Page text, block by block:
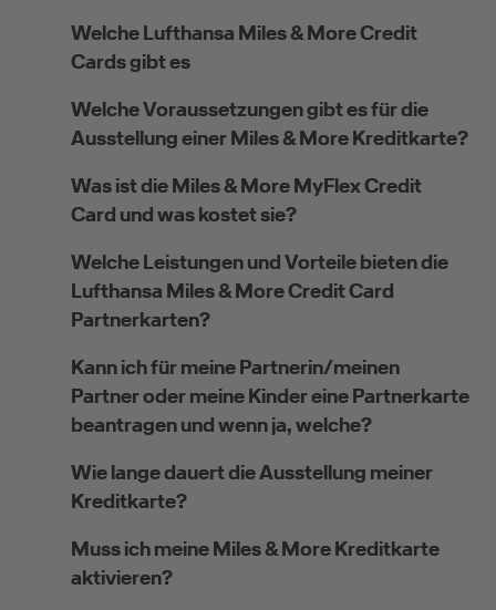
Welche Lufthansa Miles & More Credit
Cards gibt es
Welche Voraussetzungen gibt es für die
Ausstellung einer Miles & More Kreditkarte?
Was ist die Miles & More MyFlex Credit
Card und was kostet sie?
Welche Leistungen und Vorteile bieten die
Lufthansa Miles & More Credit Card
Partnerkarten?
Kann ich für meine Partnerin/meinen
Partner oder meine Kinder eine Partnerkarte
beantragen und wenn ja, welche?
Wie lange dauert die Ausstellung meiner
Kreditkarte?
Muss ich meine Miles & More Kreditkarte
aktivieren?